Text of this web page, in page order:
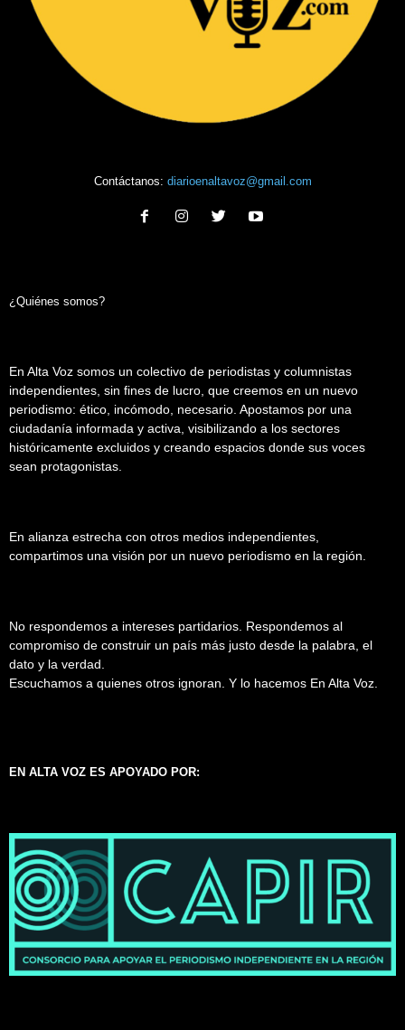
Contáctanos: diarioenaltavoz@gmail.com
¿Quiénes somos?
En Alta Voz somos un colectivo de periodistas y columnistas
independientes, sin fines de lucro, que creemos en un nuevo
periodismo: ético, incómodo, necesario. Apostamos por una
ciudadanía informada y activa, visibilizando a los sectores
históricamente excluidos y creando espacios donde sus voces
sean protagonistas.
En alianza estrecha con otros medios independientes,
compartimos una visión por un nuevo periodismo en la región.
No respondemos a intereses partidarios. Respondemos al
compromiso de construir un país más justo desde la palabra, el
dato y la verdad.
Escuchamos a quienes otros ignoran. Y lo hacemos En Alta Voz.
EN ALTA VOZ ES APOYADO POR: